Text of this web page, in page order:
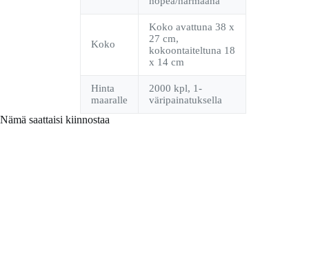
Koko
Koko avattuna 38 x
27 cm,
kokoontaiteltuna 18
x 14 cm
Hinta
maaralle
2000 kpl, 1-
väripainatuksella
Nämä saattaisi kiinnostaa